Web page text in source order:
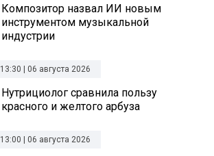
Композитор назвал ИИ новым
инструментом музыкальной
индустрии
13:30 | 06 августа 2026
Нутрициолог сравнила пользу
красного и желтого арбуза
13:00 | 06 августа 2026